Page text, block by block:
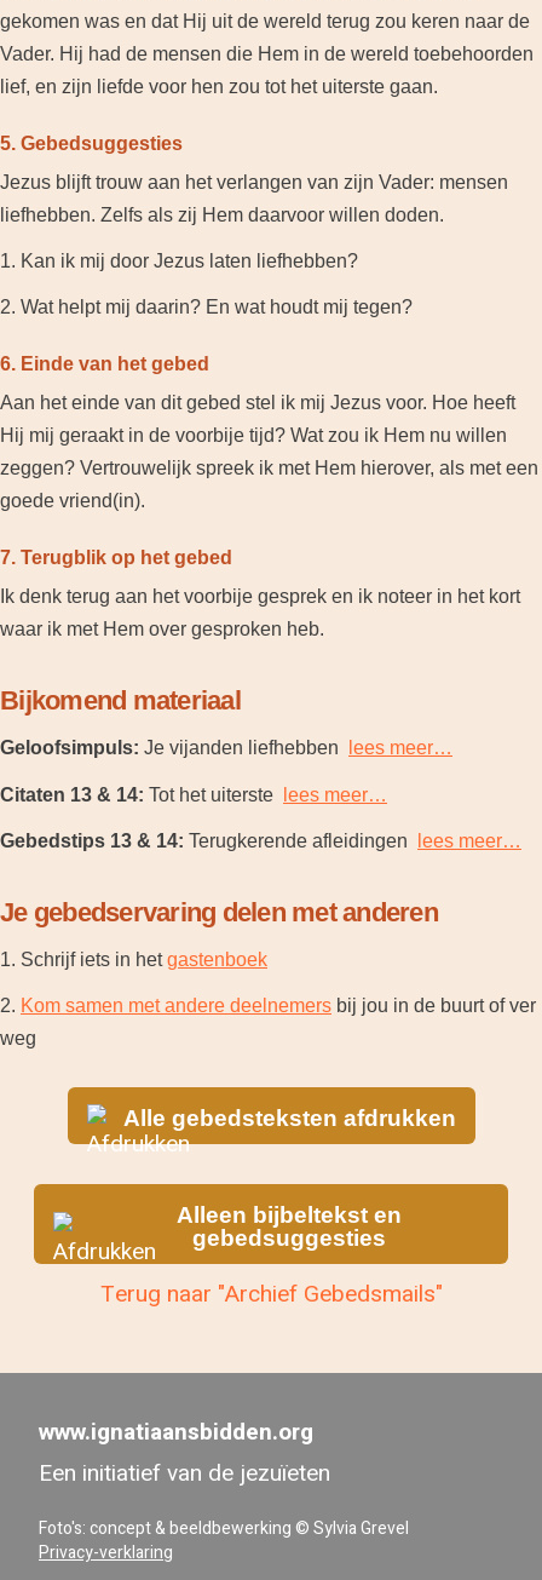
gekomen was en dat Hij uit de wereld terug zou keren naar de
Vader. Hij had de mensen die Hem in de wereld toebehoorden
lief, en zijn liefde voor hen zou tot het uiterste gaan.
5. Gebedsuggesties
Jezus blijft trouw aan het verlangen van zijn Vader: mensen
liefhebben. Zelfs als zij Hem daarvoor willen doden.
1. Kan ik mij door Jezus laten liefhebben?
2. Wat helpt mij daarin? En wat houdt mij tegen?
6. Einde van het gebed
Aan het einde van dit gebed stel ik mij Jezus voor. Hoe heeft
Hij mij geraakt in de voorbije tijd? Wat zou ik Hem nu willen
zeggen? Vertrouwelijk spreek ik met Hem hierover, als met een
goede vriend(in).
7. Terugblik op het gebed
Ik denk terug aan het voorbije gesprek en ik noteer in het kort
waar ik met Hem over gesproken heb.
Bijkomend materiaal
Geloofsimpuls: Je vijanden liefhebben lees meer…
Citaten 13 & 14: Tot het uiterste lees meer…
Gebedstips 13 & 14: Terugkerende afleidingen lees meer…
Je gebedservaring delen met anderen
1. Schrijf iets in hetgastenboek
2. Kom samen met andere deelnemers bij jou in de buurt of ver
weg
Alle gebedsteksten afdrukken
Alleen bijbeltekst en
gebedsuggesties
Terug naar "Archief Gebedsmails"
www.ignatiaansbidden.org
Een initiatief van de jezuïeten
Foto's: concept & beeldbewerking © Sylvia Grevel
Privacy-verklaring